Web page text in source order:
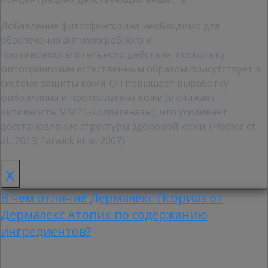
Добавление фитосфингозина необходимо для
обеспечения антимикробного и
противовоспалительного действия, поскольку
фитосфингозин естественным образом присутствует в
системе защиты кожи. Он повышает выработку
фибриллина и проколлагена кожи (и снижает
активность MMP1-коллагеназы), что усиливает
восстановление структуры здоровой кожи. (Fischer et
al., 2013; Farwick et al. 2007)
x
В чем отличие Дермалекс Псориаз от
Дермалекс Атопик по содержанию
ингредиентов?